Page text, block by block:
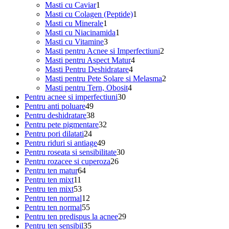
Masti cu Caviar1
produs
Masti cu Colagen (Peptide)1
Masti cu Minerale1
produs
Masti cu Niacinamida1
Masti cu Vitamine33
produse
Masti pentru Acnee si Imperfectiuni2
Masti pentru Aspect Matur44
Masti Pentru Deshidratare44
produse
Masti pentru Pete Solare si Melasma2
Masti pentru Tern, Obosit44
Pentru acnee si imperfectiuni3030
Pentru anti poluare4949
de
produse
Pentru deshidratare3838
de
Pentru pete pigmentare32
Pentru pori dilatati2424
de
produse
Pentru riduri si antiage4949
de
produse
Pentru roseata si sensibilitate3030
Pentru rozacee si cuperoza2626
Pentru ten matur6464
Pentru ten mixt11
produse
Pentru ten mixt5353
de
produse
Pentru ten normal12
produse
Pentru ten normal5555
de
produse
Pentru ten predispus la acnee2929
Pentru ten sensibil3535